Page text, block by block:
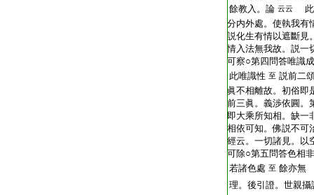
餘教入。論 云云
此
分内外處。使執我有
説化生有情以遮斷見
情入法無我故。説一
可察○第四問答唯識
此唯識性 至 説前二
眞不相離故。初俗即
前三眞。義渉依圓。
即大乘所知相。缺一
相依可知。佛説不可
經云。一切諸見。以
可除○第五問答色相
若諸色處 至 餘亦無
理。後引證。世親攝